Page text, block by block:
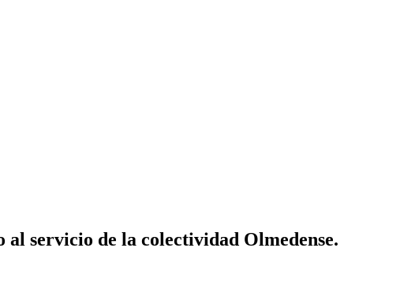
servicio de la colectividad Olmedense.